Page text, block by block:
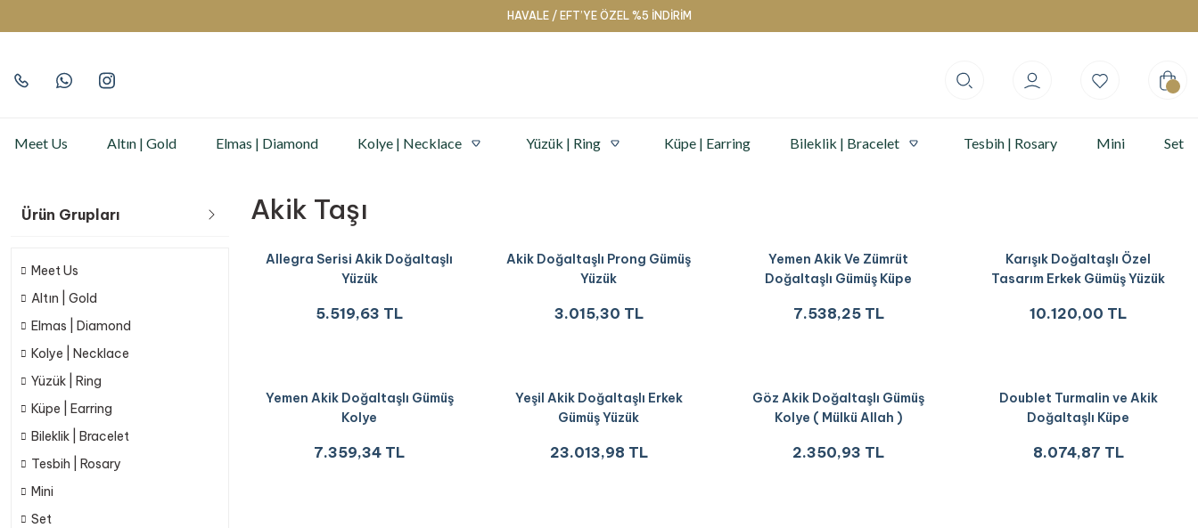
HAVALE / EFT’YE ÖZEL %5 İNDİRİM
Meet Us Altın | Gold Elmas | Diamond Kolye | Necklace Yüzük | Ring Küpe | Earring Bileklik | Bracelet Tesbih | Rosary Mini Set
Ürün Grupları
Meet Us
Altın | Gold
Elmas | Diamond
Kolye | Necklace
Yüzük | Ring
Küpe | Earring
Bileklik | Bracelet
Tesbih | Rosary
Mini
Set
Akik Taşı
Allegra Serisi Akik Doğaltaşlı
Yüzük
5.519,63 TL
Akik Doğaltaşlı Prong Gümüş
Yüzük
3.015,30 TL
Yemen Akik Ve Zümrüt
Doğaltaşlı Gümüş Küpe
7.538,25 TL
Karışık Doğaltaşlı Özel
Tasarım Erkek Gümüş Yüzük
10.120,00 TL
Yemen Akik Doğaltaşlı Gümüş
Kolye
7.359,34 TL
Yeşil Akik Doğaltaşlı Erkek
Gümüş Yüzük
23.013,98 TL
Göz Akik Doğaltaşlı Gümüş
Kolye ( Mülkü Allah )
2.350,93 TL
Doublet Turmalin ve Akik
Doğaltaşlı Küpe
8.074,87 TL